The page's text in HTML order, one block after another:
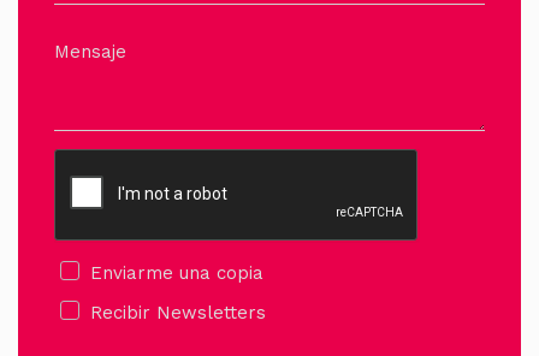
Mensaje
Enviarme una copia
Recibir Newsletters